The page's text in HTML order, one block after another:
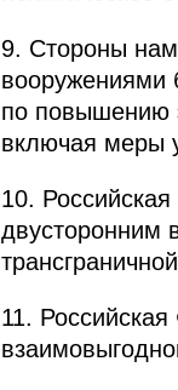
9. Стороны
вооружениями
по повышению
включая меры
10.
двусторонним
11.